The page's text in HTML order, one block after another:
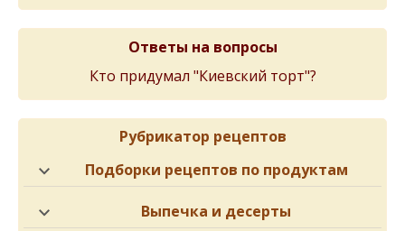
Ответы на вопросы
Кто придумал "Киевский торт"?
Рубрикатор рецептов
Подборки рецептов по продуктам
Выпечка и десерты